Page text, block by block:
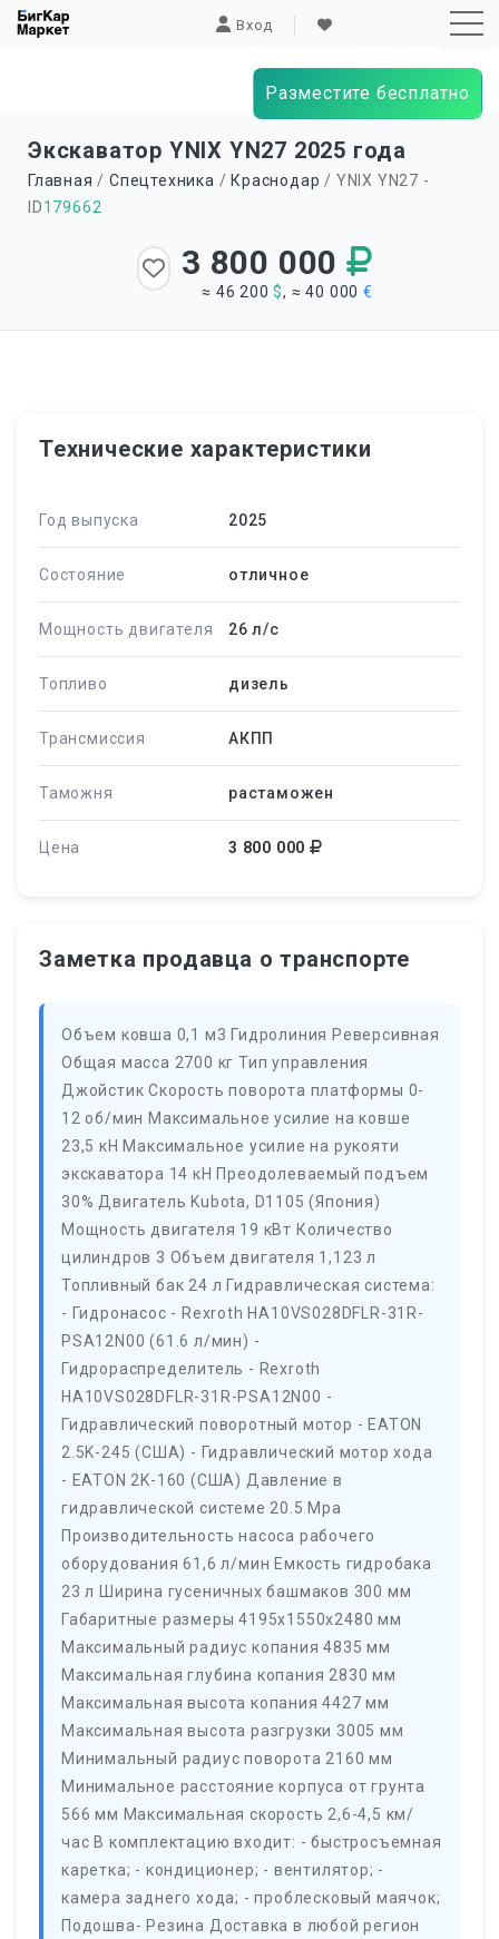
Вход
Разместите бесплатно
Экскаватор YNIX YN27 2025 года
Главная /Спецтехника / Краснодар / YNIX YN27 -
ID179662
3 800 000
≈ 46 200$, ≈ 40 000€
Технические характеристики
Год выпуска 2025
Состояние отличное
Мощность двигателя 26 л/c
Топливо дизель
Трансмиссия АКПП
Таможня растаможен
Цена 3 800 000
Заметка продавца о транспорте
Объем ковша 0,1 м3 Гидролиния Реверсивная
Общая масса 2700 кг Тип управления
Джойстик Скорость поворота платформы 0-
12 об/мин Максимальное усилие на ковше
23,5 кН Максимальное усилие на рукояти
экскаватора 14 кН Преодолеваемый подъем
30% Двигатель Kubota, D1105 (Япония)
Мощность двигателя 19 кВт Количество
цилиндров 3 Объем двигателя 1,123 л
Топливный бак 24 л Гидравлическая система:
- Гидронасос - Rexroth HA10VS028DFLR-31R-
PSA12N00 (61.6 л/мин) -
Гидрораспределитель - Rexroth
HA10VS028DFLR-31R-PSA12N00 -
Гидравлический поворотный мотор - EATON
2.5K-245 (США) - Гидравлический мотор хода
- EATON 2K-160 (США) Давление в
гидравлической системе 20.5 Мра
Производительность насоса рабочего
оборудования 61,6 л/мин Емкость гидробака
23 л Ширина гусеничных башмаков 300 мм
Габаритные размеры 4195х1550х2480 мм
Максимальный радиус копания 4835 мм
Максимальная глубина копания 2830 мм
Максимальная высота копания 4427 мм
Максимальная высота разгрузки 3005 мм
Минимальный радиус поворота 2160 мм
Минимальное расстояние корпуса от грунта
566 мм Максимальная скорость 2,6-4,5 км/
час В комплектацию входит: - быстросъемная
каретка; - кондиционер; - вентилятор; -
камера заднего хода; - проблесковый маячок;
Подошва- Резина Доставка в любой регион